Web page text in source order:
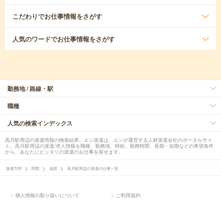
こだわりでお仕事情報をさがす
人気のワードでお仕事情報をさがす
勤務地 / 路線・駅
職種
人気の検索インデックス
高月駅周辺の派遣情報の検索結果。エン派遣は、エンが運営する人材派遣会社のポータルサイ
ト。高月駅周辺の派遣/求人情報を職種、勤務地、時給、勤務時間、長期・短期などの希望条件
から、あなたにピッタリの派遣のお仕事を探せます。
派遣TOP 関西 滋賀 高月駅周辺の派遣の仕事一覧
個人情報の取り扱いについて ご利用規約